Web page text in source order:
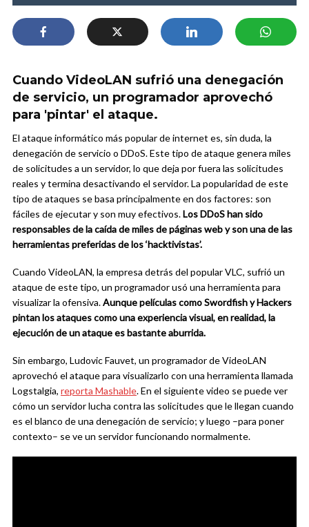
Cuando VideoLAN sufrió una denegación
de servicio, un programador aprovechó
para 'pintar' el ataque.
El ataque informático más popular de internet es, sin duda, la
denegación de servicio o DDoS. Este tipo de ataque genera miles
de solicitudes a un servidor, lo que deja por fuera las solicitudes
reales y termina desactivando el servidor. La popularidad de este
tipo de ataques se basa principalmente en dos factores: son
fáciles de ejecutar y son muy efectivos.Los DDoS han sido
responsables de la caída de miles de páginas web y son una de las
herramientas preferidas de los ‘hacktivistas’.
Cuando VideoLAN, la empresa detrás del popular VLC, sufrió un
ataque de este tipo, un programador usó una herramienta para
visualizar la ofensiva.Aunque películas como Swordfish y Hackers
pintan los ataques como una experiencia visual, en realidad, la
ejecución de un ataque es bastante aburrida.
Sin embargo, Ludovic Fauvet, un programador de VideoLAN
aprovechó el ataque para visualizarlo con una herramienta llamada
Logstalgia, reporta Mashable. En el siguiente video se puede ver
cómo un servidor lucha contra las solicitudes que le llegan cuando
es el blanco de una denegación de servicio; y luego –para poner
contexto– se ve un servidor funcionando normalmente.